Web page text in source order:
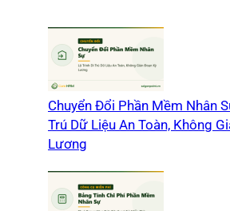
Chuyển Đổi Phần Mềm Nhân
Trú Dữ Liệu An Toàn, Không
Lương